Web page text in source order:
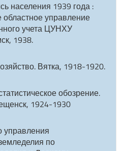
населения 1939 года :
управление
учета ЦУНХУ
1938.
Вятка, 1918-1920.
обозрение.
1924-1930
управления
по